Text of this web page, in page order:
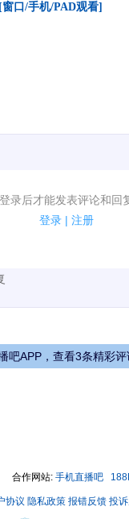
[窗口/手机/PAD观看]
登录后才能发表评论和回
登录 | 注册
了！
吧APP，查看3条精彩评
合作网站: 手机直播吧
协议 隐私政策 报错反馈 投